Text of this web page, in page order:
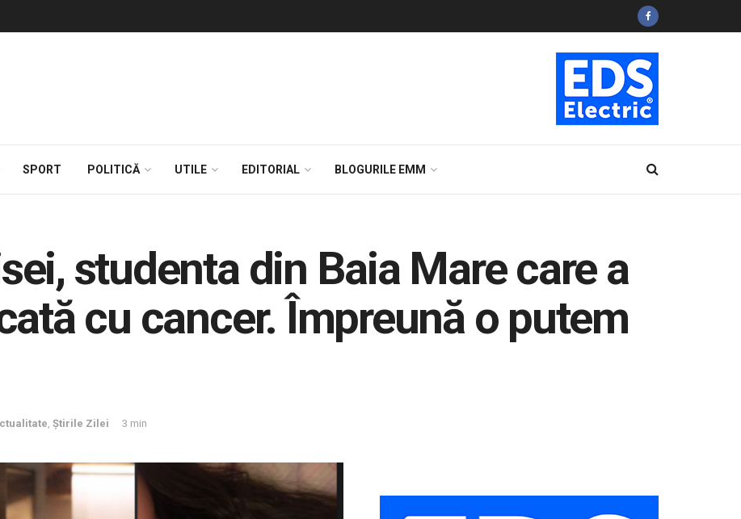
SPORT POLITICĂ UTILE EDITORIAL BLOGURILE EMM
studenta din Baia Mare care a
cu cancer. Împreună o putem
, Știrile Zilei 3 min